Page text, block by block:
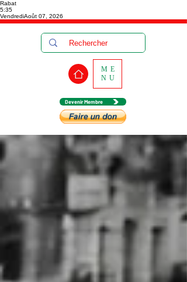
Rabat
5:35
VendrediAoût 07, 2026
Devenir Membre
ME
NU